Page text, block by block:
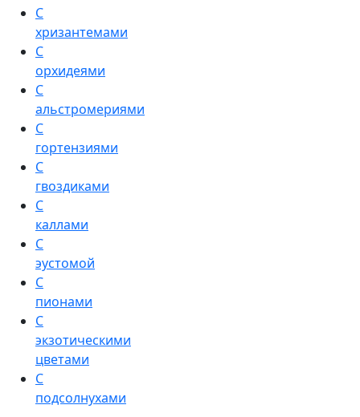
С
хризантемами
С
орхидеями
С
альстромериями
С
гортензиями
С
гвоздиками
С
каллами
С
эустомой
С
пионами
С
экзотическими
цветами
С
подсолнухами